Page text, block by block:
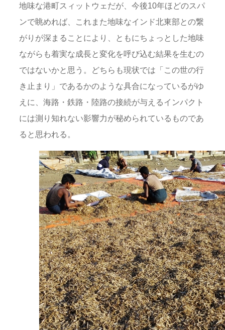
地味な港町スィットウェだが、今後10年ほどのスパ
ンで眺めれば、これまた地味なインド北東部との繋
がりが深まることにより、ともにちょっとした地味
ながらも着実な成長と変化を呼び込む結果を生むの
ではないかと思う。どちらも現状では「この世の行
き止まり」であるかのような具合になっているがゆ
えに、海路・鉄路・陸路の接続が与えるインパクト
には測り知れない影響力が秘められているものであ
ると思われる。